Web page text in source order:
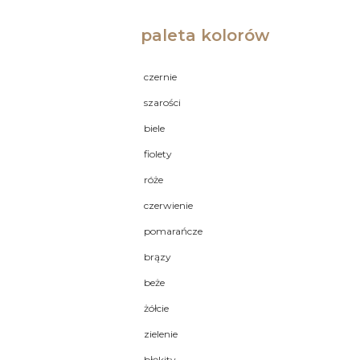
paleta kolorów
czernie
szarości
biele
fiolety
róże
czerwienie
pomarańcze
brązy
beże
żółcie
zielenie